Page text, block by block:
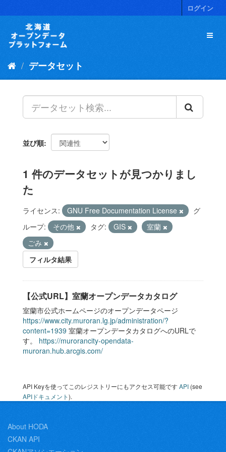
キ
ログイン
データセット
並び順
1 件のデータセットが見つかりまし
た
ライセンス: GNU Free Documentation License
グ
ループ:
その他 タグ: GIS
室蘭
ごみ
フィルタ結果
【公式URL】室蘭オープンデータカタログ
室蘭市公式ホームページのオープンデータページ
https://www.city.muroran.lg.jp/administration/?
content=1939 室蘭オープンデータカタログへのURLで
す。 https://murorancity-opendata-
muroran.hub.arcgis.com/
API Keyを使ってこのレジストリーにもアクセス可能ですAPI (see
APIドキュメント).
About HODA
CKAN API